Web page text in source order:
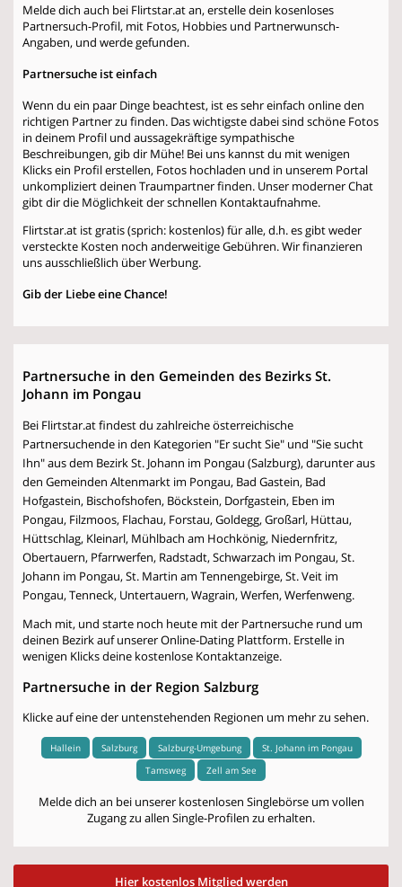
Melde dich auch bei Flirtstar.at an, erstelle dein kosenloses
Partnersuch-Profil, mit Fotos, Hobbies und Partnerwunsch-
Angaben, und werde gefunden.
Partnersuche ist einfach
Wenn du ein paar Dinge beachtest, ist es sehr einfach online den
richtigen Partner zu finden. Das wichtigste dabei sind schöne Fotos
in deinem Profil und aussagekräftige sympathische
Beschreibungen, gib dir Mühe! Bei uns kannst du mit wenigen
Klicks ein Profil erstellen, Fotos hochladen und in unserem Portal
unkompliziert deinen Traumpartner finden. Unser moderner Chat
gibt dir die Möglichkeit der schnellen Kontaktaufnahme.
Flirtstar.at ist gratis (sprich: kostenlos) für alle, d.h. es gibt weder
versteckte Kosten noch anderweitige Gebühren. Wir finanzieren
uns ausschließlich über Werbung.
Gib der Liebe eine Chance!
Partnersuche in den Gemeinden des Bezirks St.
Johann im Pongau
Bei Flirtstar.at findest du zahlreiche österreichische
Partnersuchende in den Kategorien "Er sucht Sie" und "Sie sucht
Ihn" aus dem Bezirk St. Johann im Pongau (Salzburg), darunter aus
den Gemeinden Altenmarkt im Pongau, Bad Gastein, Bad
Hofgastein, Bischofshofen, Böckstein, Dorfgastein, Eben im
Pongau, Filzmoos, Flachau, Forstau, Goldegg, Großarl, Hüttau,
Hüttschlag, Kleinarl, Mühlbach am Hochkönig, Niedernfritz,
Obertauern, Pfarrwerfen, Radstadt, Schwarzach im Pongau, St.
Johann im Pongau, St. Martin am Tennengebirge, St. Veit im
Pongau, Tenneck, Untertauern, Wagrain, Werfen, Werfenweng.
Mach mit, und starte noch heute mit der Partnersuche rund um
deinen Bezirk auf unserer Online-Dating Plattform. Erstelle in
wenigen Klicks deine kostenlose Kontaktanzeige.
Partnersuche in der Region Salzburg
Klicke auf eine der untenstehenden Regionen um mehr zu sehen.
Hallein Salzburg Salzburg-Umgebung
St. Johann im Pongau
Tamsweg
Zell am See
Melde dich an bei unserer kostenlosen Singlebörse um vollen
Zugang zu allen Single-Profilen zu erhalten.
Hier kostenlos Mitglied werden